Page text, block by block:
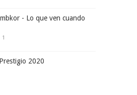
- Lo que ven cuando
1
2020